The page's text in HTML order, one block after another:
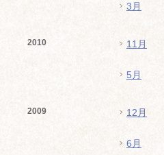
3月
2010 11月
5月
2009 12月
6月